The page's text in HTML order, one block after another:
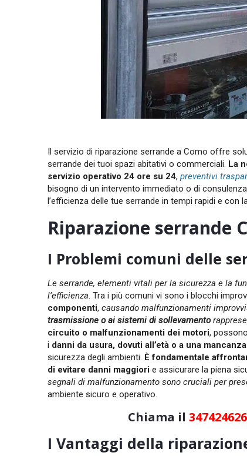
Il servizio di riparazione serrande a Como offre
serrande dei tuoi spazi abitativi o commerciali. La
servizio operativo 24 ore su 24,preventivi
bisogno di un intervento immediato o di
l’efficienza delle tue serrande in tempi rapidi e con
Riparazione serrande
I Problemi comuni delle
Le serrande, elementi vitali per la sicurezza e la
l’efficienza. Tra i più comuni vi sono i blocchi
componenti,causando malfunzionamenti
trasmissione o ai sistemi di sollevamento
circuito o malfunzionamenti dei motori,
i danni da usura, dovuti all’età o a una
sicurezza degli ambienti. È fondamentale
di evitare danni maggiori e assicurare la piena
segnali di malfunzionamento sono cruciali per
ambiente sicuro e operativo.
Chiama il
I Vantaggi della